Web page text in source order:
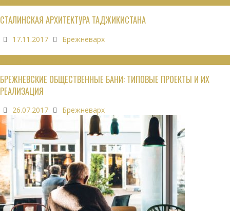
СТАЛИНСКАЯ АРХИТЕКТУРА ТАДЖИКИСТАНА
17.11.2017 Брежневарх
БРЕЖНЕВСКИЕ ОБЩЕСТВЕННЫЕ БАНИ: ТИПОВЫЕ ПРОЕКТЫ И ИХ
РЕАЛИЗАЦИЯ
26.07.2017 Брежневарх